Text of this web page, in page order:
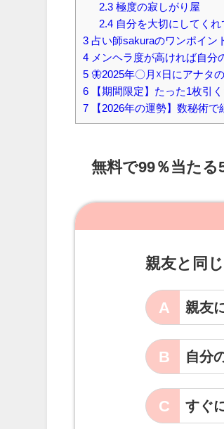
2.3 極度の寂しがり屋
2.4 自分を大切にしてくれ
3 占い師sakuraのワンポイン
4 メンヘラ度が高ければ自分
5 🦋2025年〇月☓日にアナタ
6 【期間限定】たった1枚引
7 【2026年の運勢】数秘術で
無料で99％当た
親友と同
親友
A
自分
B
すぐ
C